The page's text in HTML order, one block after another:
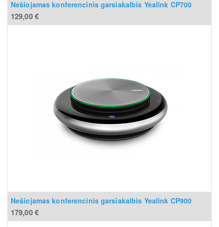
Nešiojamas konferencinis garsiakalbis Yealink CP700
129,00€
Nešiojamas konferencinis garsiakalbis Yealink CP900
179,00€